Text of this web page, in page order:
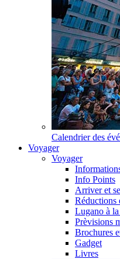
Calendrier des
Voyager
Voyager
Info Points
Arriver et
Réductions
Lugano à
Prèvisions
Brochures
Gadget
Livres